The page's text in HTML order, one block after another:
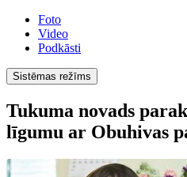
Foto
Video
Podkāsti
Sistēmas režīms
Tukuma novads
līgumu ar Obuhivas